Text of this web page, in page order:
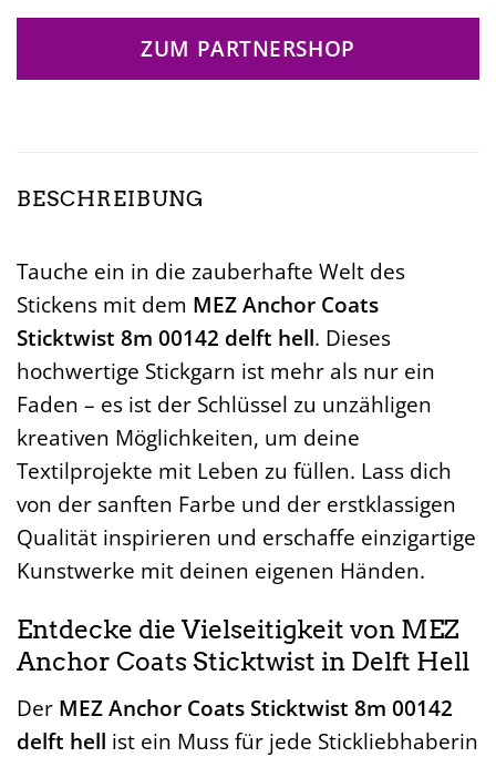
ZUM PARTNERSHOP
BESCHREIBUNG
Tauche ein in die zauberhafte Welt des
Stickens mit dem MEZ Anchor Coats
Sticktwist 8m 00142 delft hell. Dieses
hochwertige Stickgarn ist mehr als nur ein
Faden – es ist der Schlüssel zu unzähligen
kreativen Möglichkeiten, um deine
Textilprojekte mit Leben zu füllen. Lass dich
von der sanften Farbe und der erstklassigen
Qualität inspirieren und erschaffe einzigartige
Kunstwerke mit deinen eigenen Händen.
Entdecke die Vielseitigkeit von MEZ
Anchor Coats Sticktwist in Delft Hell
Der MEZ Anchor Coats Sticktwist 8m 00142
delft hell ist ein Muss für jede Stickliebhaberin